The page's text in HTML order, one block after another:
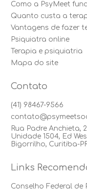
Como a PsyMeet
Quanto custa a
Vantagens de fazer
Psiquiatra online
Terapia e psiquiatria
Mapa do site
Contato
(41) 98467-9566
Rua Padre Anchieta,
Unidade 1504, Ed
Bigorrilho, Curitiba-
Links
Conselho Federal de